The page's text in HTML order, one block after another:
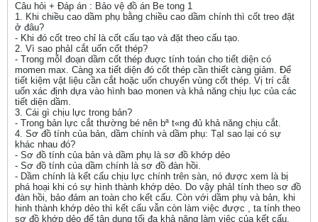
Câu hỏi + Đáp án : Bảo vệ đồ án Be tong 1
1. Khi chiều cao dầm phụ bằng chiều cao dầm chính thì cốt treo đặt
ở đâu?
- Khi đó cốt treo chỉ là cốt cấu tạo và đặt theo cấu tạo.
2. Vì sao phảI cắt uốn cốt thép?
- Trong mỗI đoạn dầm cốt thép đuợc tính toán cho tiết diện có
momen max. Càng xa tiết diện đó cốt thép cần thiết càng giảm. Để
tiết kiệm vật liệu cần cắt hoặc uốn chuyển vùng cốt thép. Vị trí cắt
uốn xác định dựa vào hình bao monen và khả năng chịu lục của các
tiết diện dầm.
3. Cái gì chịu lực trong bản?
- Trong bản lực cắt thường bé nên bª t«ng đủ khả năng chịu cắt.
4. Sơ đồ tính của bản, dầm chính và dầm phụ: TạI sao lại có sự
khác nhau đó?
- Sơ đồ tính của bản và dầm phụ là sơ đồ khớp dẻo
- Sơ đồ tính của dầm chính là sơ đồ đàn hồi.
- Dầm chính là kết cấu chịu lực chính trên sàn, nó được xem là bị
phá hoại khi có sự hình thành khớp dẻo. Do vậy phảI tính theo sơ đồ
đàn hồi, bảo đảm an toàn cho kết cấu. Còn với dầm phụ và bản, khi
hinh thành khớp dẻo thì kết cấu vẫn còn làm việc được , ta tính theo
sơ đồ khớp dẻo để tận dụng tối đa khả năng làm việc của kết cấu.